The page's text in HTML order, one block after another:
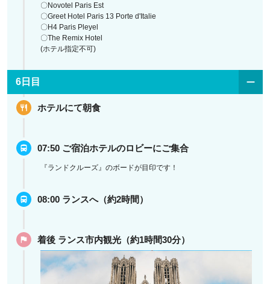
〇Novotel Paris Est
〇Greet Hotel Paris 13 Porte d'Italie
〇H4 Paris Pleyel
〇The Remix Hotel
(ホテル指定不可)
6日目
ホテルにて朝食
07:50 ご宿泊ホテルのロビーにご集合
『ランドクルーズ』のボードが目印です！
08:00 ランスへ（約2時間）
着後 ランス市内観光（約1時間30分）